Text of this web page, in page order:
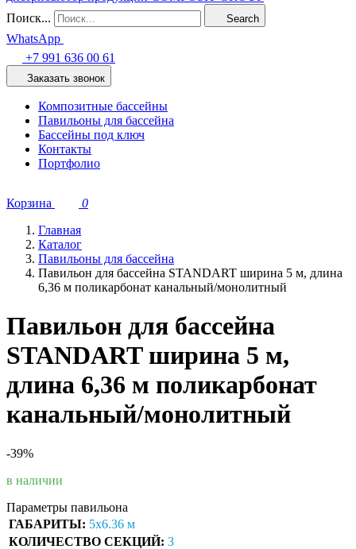
Поиск... Search
WhatsApp
+7 991 636 00 61
Заказать звонок
Композитные бассейны
Павильоны для бассейна
Бассейны под ключ
Контакты
Портфолио
Корзина
0
Главная
Каталог
Павильоны для бассейна
Павильон для бассейна STANDART ширина 5 м, длина
6,36 м поликарбонат канальный/монолитный
Павильон для бассейна
STANDART ширина 5 м,
длина 6,36 м поликарбонат
канальный/монолитный
-39%
в наличии
Параметры павильона
ГАБАРИТЫ: 5х6.36 м
КОЛИЧЕСТВО СЕКЦИЙ: 3